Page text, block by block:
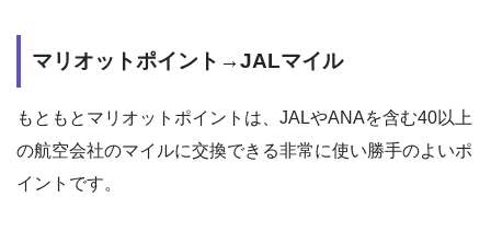
マリオットポイント→JALマイル
もともとマリオットポイントは、JALやANAを含む40以上
の航空会社のマイルに交換できる非常に使い勝手のよいポ
イントです。